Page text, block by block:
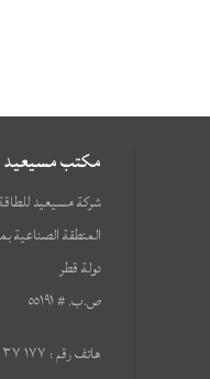
مكتب مسيعيد
شركة مسيعيد
المنطقة الصناعية
دولة قطر
ص.ب. # ٥٥١٩١
هاتف رقم : ١٧٧ ٣٧ ٤٤١ ٩٧٤+